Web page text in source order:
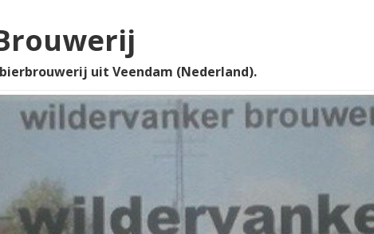
uit Veendam (Nederland).